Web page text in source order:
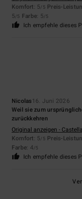
Komfort: 5/5 Preis-
5/5 Farbe: 5/5
Ich empfehle dieses
Nicolas16. Juni 2026
Weil sie zum
zurückkehren
Original anzeigen -
Komfort: 5/5 Preis-
Farbe: 4/5
Ich empfehle dieses